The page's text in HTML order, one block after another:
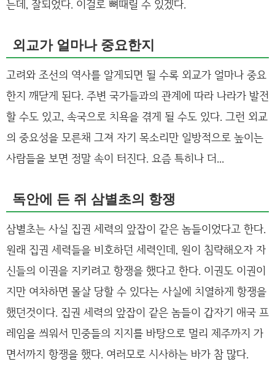
는데, 잘되었다. 이걸로 뼈때릴 수 있겠다.
외교가 얼마나 중요한지
고려와 조선의 역사를 알게되면 될 수록 외교가 얼마나 중요
한지 깨닫게 된다. 주변 국가들과의 관계에 따라 나라가 발전
할 수도 있고, 속국으로 치욕을 겪게 될 수도 있다. 그런 외교
의 중요성을 모른채 그져 자기 목소리만 일방적으로 높이는
사람들을 보면 정말 속이 터진다. 요즘 특히나 더...
독안에 든 쥐 삼별초의 항쟁
삼별초는 사실 집권 세력의 앞잡이 같은 놈들이었다고 한다.
원래 집권 세력들을 비호하던 세력인데, 원이 침략해오자 자
신들의 이권을 지키려고 항쟁을 했다고 한다. 이권도 이권이
지만 여차하면 몰살 당할 수 있다는 사실에 치열하게 항쟁을
했던것이다. 집권 세력의 앞잡이 같은 놈들이 갑자기 애국 프
레임을 씌워서 민중들의 지지를 바탕으로 멀리 제주까지 가
면서까지 항쟁을 했다. 여러모로 시사하는 바가 참 많다.